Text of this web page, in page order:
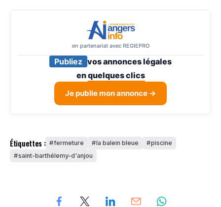
en partenariat avec REGIEPRO
Publiez vos annonces légales
enquelques clics
Je publie mon annonce →
Étiquettes : fermeture la balein bleue
piscine
saint-barthélemy-d'anjou